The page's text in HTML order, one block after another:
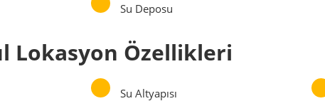
Su Deposu
Lokasyon Özellikleri
Su Altyapısı